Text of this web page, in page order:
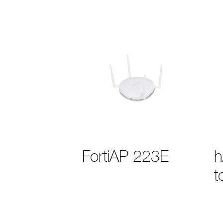
FortiAP 223E